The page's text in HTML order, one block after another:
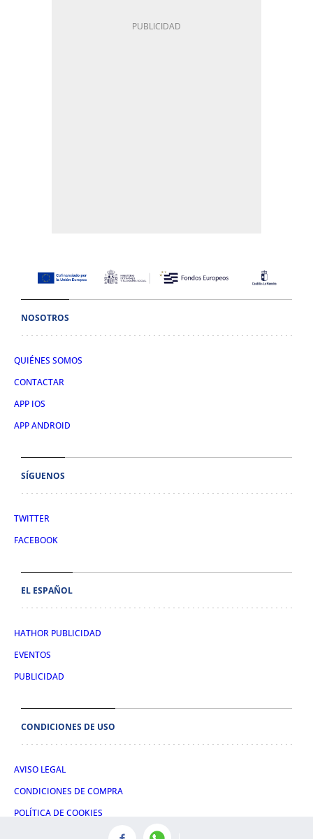
NOSOTROS
QUIÉNES SOMOS
CONTACTAR
APP IOS
APP ANDROID
SÍGUENOS
TWITTER
FACEBOOK
EL ESPAÑOL
HATHOR PUBLICIDAD
EVENTOS
PUBLICIDAD
CONDICIONES DE USO
AVISO LEGAL
CONDICIONES DE COMPRA
POLÍTICA DE COOKIES